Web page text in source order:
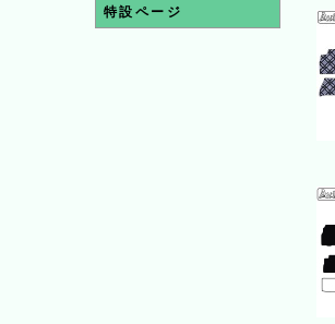
特設ページ